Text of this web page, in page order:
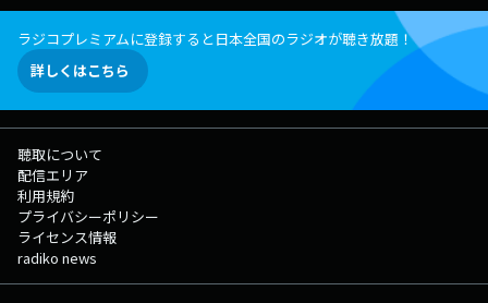
ラジコプレミアムに登録すると日本全国のラジオが聴き放題！
詳しくはこちら
聴取について
配信エリア
利用規約
プライバシーポリシー
ライセンス情報
radiko news